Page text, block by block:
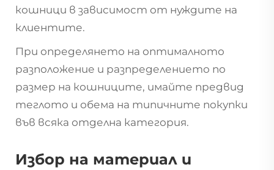
кошници в зависимост от нуждите на
клиентите.
При определянето на оптималното
разположение и разпределението по
размер на кошниците, имайте предвид
теглото и обема на типичните покупки
във всяка отделна категория.
Избор на материал и